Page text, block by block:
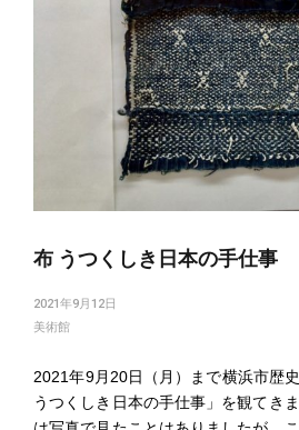
布 うつくしき日本の手仕事
2021年9月12日
美術館
2021年9月20日（月）まで横浜市歴
うつくしき日本の手仕事」を観てき